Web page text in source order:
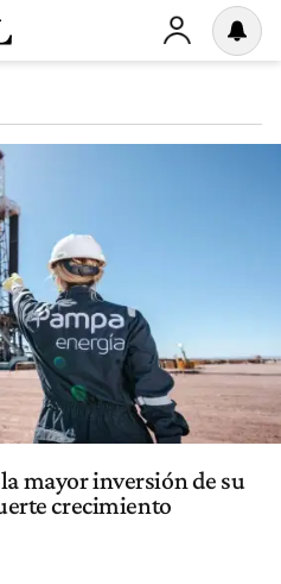
mayor inversión de su
crecimiento